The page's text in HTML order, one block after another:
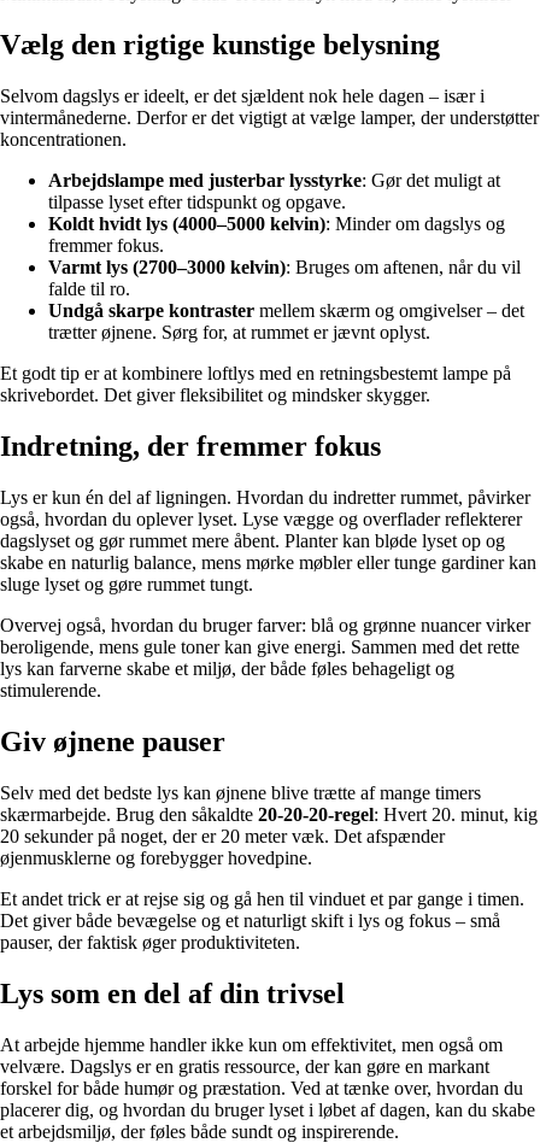
Vælg den rigtige kunstige belysning
Selvom dagslys er ideelt, er det sjældent nok hele dagen – især i
vintermånederne. Derfor er det vigtigt at vælge lamper, der understøtter
koncentrationen.
Arbejdslampe med justerbar lysstyrke: Gør det muligt at
tilpasse lyset efter tidspunkt og opgave.
Koldt hvidt lys (4000–5000 kelvin): Minder om dagslys og
fremmer fokus.
Varmt lys (2700–3000 kelvin): Bruges om aftenen, når du vil
falde til ro.
Undgå skarpe kontraster mellem skærm og omgivelser – det
trætter øjnene. Sørg for, at rummet er jævnt oplyst.
Et godt tip er at kombinere loftlys med en retningsbestemt lampe på
skrivebordet. Det giver fleksibilitet og mindsker skygger.
Indretning, der fremmer fokus
Lys er kun én del af ligningen. Hvordan du indretter rummet, påvirker
også, hvordan du oplever lyset. Lyse vægge og overflader reflekterer
dagslyset og gør rummet mere åbent. Planter kan bløde lyset op og
skabe en naturlig balance, mens mørke møbler eller tunge gardiner kan
sluge lyset og gøre rummet tungt.
Overvej også, hvordan du bruger farver: blå og grønne nuancer virker
beroligende, mens gule toner kan give energi. Sammen med det rette
lys kan farverne skabe et miljø, der både føles behageligt og
stimulerende.
Giv øjnene pauser
Selv med det bedste lys kan øjnene blive trætte af mange timers
skærmarbejde. Brug den såkaldte 20-20-20-regel: Hvert 20. minut, kig
20 sekunder på noget, der er 20 meter væk. Det afspænder
øjenmusklerne og forebygger hovedpine.
Et andet trick er at rejse sig og gå hen til vinduet et par gange i timen.
Det giver både bevægelse og et naturligt skift i lys og fokus – små
pauser, der faktisk øger produktiviteten.
Lys som en del af din trivsel
At arbejde hjemme handler ikke kun om effektivitet, men også om
velvære. Dagslys er en gratis ressource, der kan gøre en markant
forskel for både humør og præstation. Ved at tænke over, hvordan du
placerer dig, og hvordan du bruger lyset i løbet af dagen, kan du skabe
et arbejdsmiljø, der føles både sundt og inspirerende.